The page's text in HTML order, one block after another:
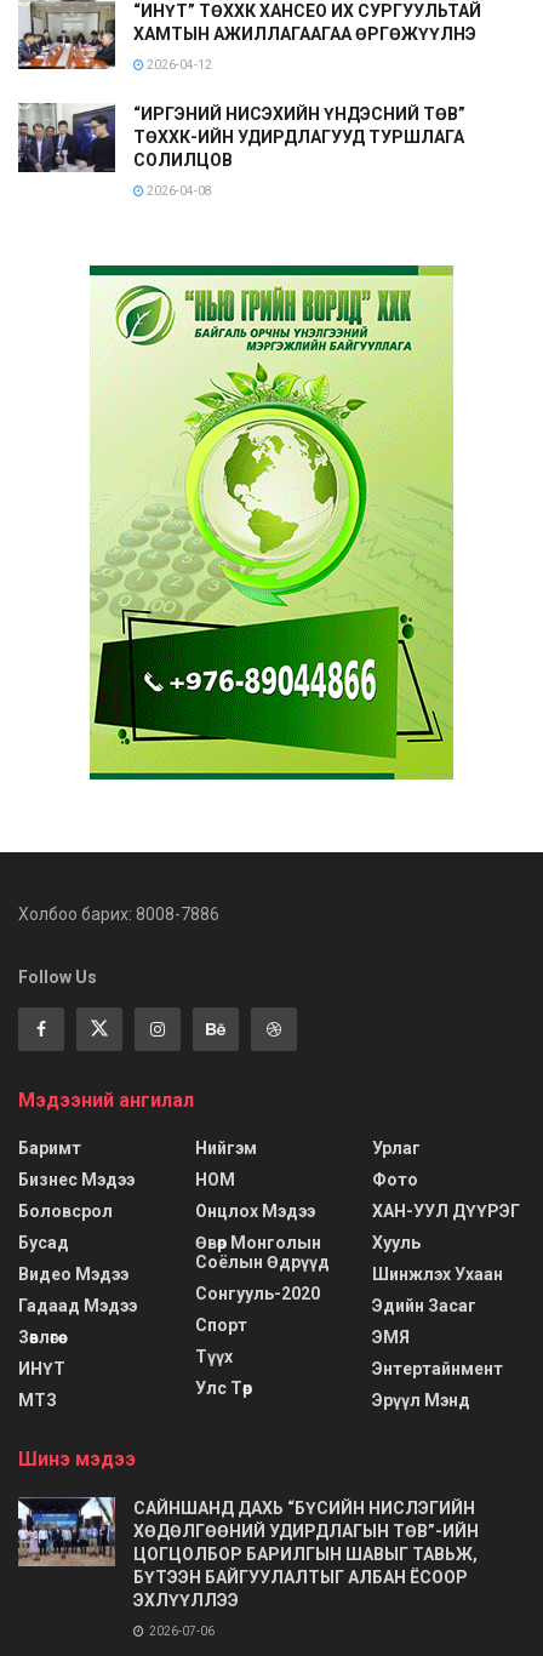
“ИНҮТ” ТӨХХК ХАНСЕО ИХ СУРГУУЛЬТАЙ
ХАМТЫН АЖИЛЛАГААГАА ӨРГӨЖҮҮЛНЭ
2026-04-12
“ИРГЭНИЙ НИСЭХИЙН ҮНДЭСНИЙ ТӨВ”
ТӨХХК-ИЙН УДИРДЛАГУУД ТУРШЛАГА
СОЛИЛЦОВ
2026-04-08
Холбоо барих: 8008-7886
Follow Us
Мэдээний ангилал
Баримт
Бизнес Мэдээ
Боловсрол
Бусад
Видео Мэдээ
Гадаад Мэдээ
Зөвлөгөө
ИНҮТ
МТЗ
Нийгэм
НОМ
Онцлох Мэдээ
Өвөр Монголын
Соёлын Өдрүүд
Сонгууль-2020
Спорт
Түүх
Улс Төр
Урлаг
Фото
ХАН-УУЛ ДҮҮРЭГ
Хууль
Шинжлэх Ухаан
Эдийн Засаг
ЭМЯ
Энтертайнмент
Эрүүл Мэнд
Шинэ мэдээ
САЙНШАНД ДАХЬ “БҮСИЙН НИСЛЭГИЙН
ХӨДӨЛГӨӨНИЙ УДИРДЛАГЫН ТӨВ”-ИЙН
ЦОГЦОЛБОР БАРИЛГЫН ШАВЫГ ТАВЬЖ,
БҮТЭЭН БАЙГУУЛАЛТЫГ АЛБАН ЁСООР
ЭХЛҮҮЛЛЭЭ
2026-07-06